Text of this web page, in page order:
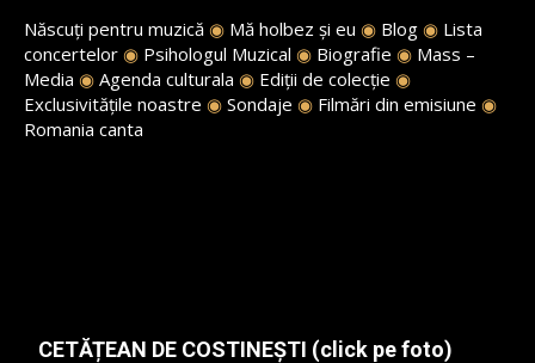
Născuți pentru muzică ◉ Mă holbez și eu ◉ Blog ◉ Lista
concertelor ◉ Psihologul Muzical ◉ Biografie ◉ Mass –
Media ◉ Agenda culturala ◉ Ediții de colecție ◉
Exclusivitățile noastre ◉ Sondaje ◉ Filmări din emisiune ◉
Romania canta
CETĂȚEAN DE COSTINEȘTI (click pe foto)